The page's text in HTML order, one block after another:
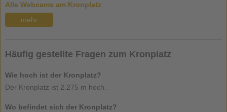
Alle Webcams am Kronplatz
mehr
Häufig gestellte Fragen zum Kronplatz
Wie hoch ist der Kronplatz?
Der Kronplatz ist 2.275 m hoch.
Wo befindet sich der Kronplatz?